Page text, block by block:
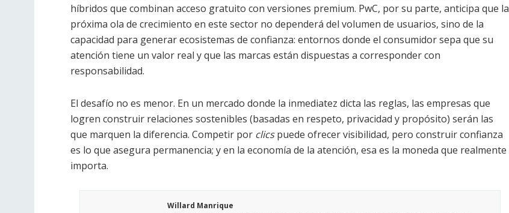
híbridos que combinan acceso gratuito con versiones premium. PwC, por su parte, anticipa que la
próxima ola de crecimiento en este sector no dependerá del volumen de usuarios, sino de la
capacidad para generar ecosistemas de confianza: entornos donde el consumidor sepa que su
atención tiene un valor real y que las marcas están dispuestas a corresponder con
responsabilidad.
El desafío no es menor. En un mercado donde la inmediatez dicta las reglas, las empresas que
logren construir relaciones sostenibles (basadas en respeto, privacidad y propósito) serán las
que marquen la diferencia. Competir por clicspuede ofrecer visibilidad, pero construir confianza
es lo que asegura permanencia; y en la economía de la atención, esa es la moneda que realmente
importa.
Willard Manrique